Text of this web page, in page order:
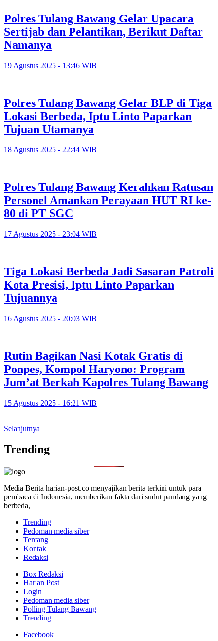
Polres Tulang Bawang Gelar Upacara
Sertijab dan Pelantikan, Berikut Daftar
Namanya
19 Agustus 2025 - 13:46 WIB
Polres Tulang Bawang Gelar BLP di Tiga
Lokasi Berbeda, Iptu Linto Paparkan
Tujuan Utamanya
18 Agustus 2025 - 22:44 WIB
Polres Tulang Bawang Kerahkan Ratusan
Personel Amankan Perayaan HUT RI ke-
80 di PT SGC
17 Agustus 2025 - 23:04 WIB
Tiga Lokasi Berbeda Jadi Sasaran Patroli
Kota Presisi, Iptu Linto Paparkan
Tujuannya
16 Agustus 2025 - 20:03 WIB
Rutin Bagikan Nasi Kotak Gratis di
Ponpes, Kompol Haryono: Program
Jum’at Berkah Kapolres Tulang Bawang
15 Agustus 2025 - 16:21 WIB
Selanjutnya
Trending
Media Berita harian-post.co menyajikan berita terkini untuk para
pembaca di Indonesia, memberikan fakta dari sudut pandang yang
berbeda,
Trending
Pedoman media siber
Tentang
Kontak
Redaksi
Box Redaksi
Harian Post
Login
Pedoman media siber
Polling Tulang Bawang
Trending
Facebook